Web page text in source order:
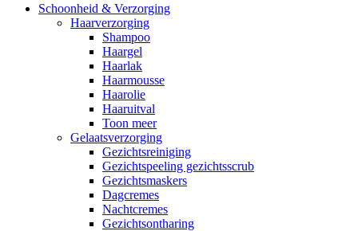
Schoonheid & Verzorging
Haarverzorging
Shampoo
Haargel
Haarlak
Haarmousse
Haarolie
Haaruitval
Toon meer
Gelaatsverzorging
Gezichtsreiniging
Gezichtspeeling gezichtsscrub
Gezichtsmaskers
Dagcremes
Nachtcremes
Gezichtsontharing